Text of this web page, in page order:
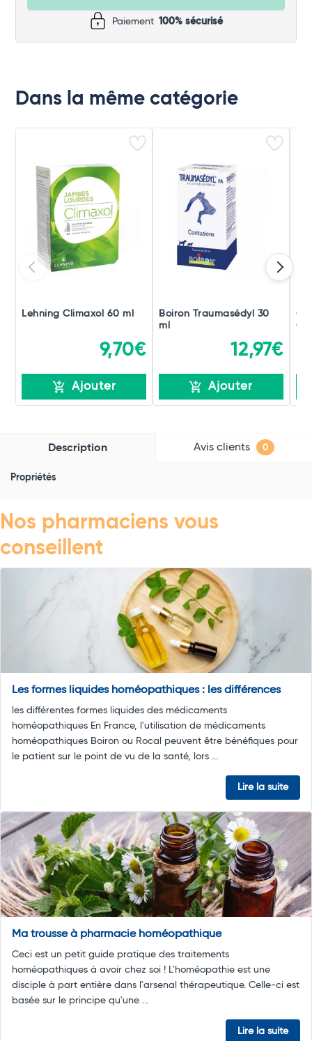
Paiement 100% sécurisé
Dans la même catégorie
Lehning Climaxol 60 ml
9,70€
Ajouter
Boiron Traumasédyl 30
ml
12,97€
Ajouter
Description Avis clients 0
Propriétés
Nos pharmaciens vous
conseillent
Les formes liquides homéopathiques : les différences
les différentes formes liquides des médicaments
homéopathiques En France, l'utilisation de médicaments
homéopathiques Boiron ou Rocal peuvent être bénéfiques pour
le patient sur le point de vu de la santé, lors ...
Lire la suite
Ma trousse à pharmacie homéopathique
Ceci est un petit guide pratique des traitements
homéopathiques à avoir chez soi ! L'homéopathie est une
disciple à part entière dans l'arsenal thérapeutique. Celle-ci est
basée sur le principe qu'une ...
Lire la suite